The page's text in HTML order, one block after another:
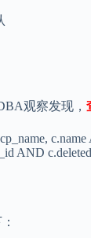
观察发现，
AND